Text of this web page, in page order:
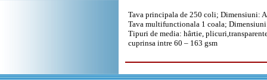
Tava principala de 250 coli; Dimensiuni:
Tava multifunctionala 1 coala;
Tipuri de media: hârtie, plicuri,
cuprinsa intre 60 – 163 gsm